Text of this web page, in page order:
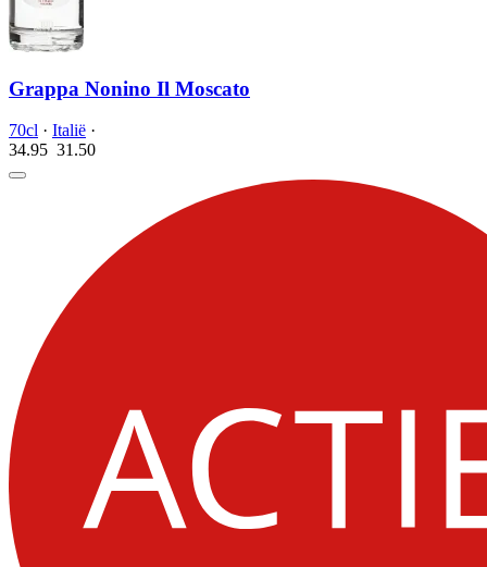
Grappa Nonino Il Moscato
70cl · Italië ·
34.95 31.50